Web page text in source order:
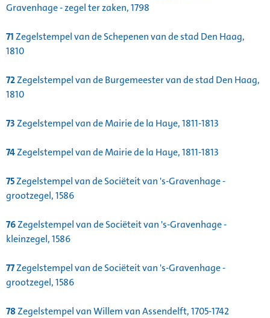
Gravenhage - zegel ter zaken, 1798
71Zegelstempel van de Schepenen van de stad Den Haag,
1810
72Zegelstempel van de Burgemeester van de stad Den Haag,
1810
73Zegelstempel van de Mairie de la Haye, 1811-1813
74Zegelstempel van de Mairie de la Haye, 1811-1813
75Zegelstempel van de Sociëteit van 's-Gravenhage -
grootzegel, 1586
76Zegelstempel van de Sociëteit van 's-Gravenhage -
kleinzegel, 1586
77Zegelstempel van de Sociëteit van 's-Gravenhage -
grootzegel, 1586
78Zegelstempel van Willem van Assendelft, 1705-1742